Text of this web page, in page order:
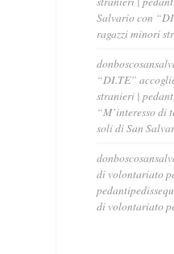
Salvario con
ragazzi minori
“DI.TE”
stranieri |
“M’interesso
soli di San
di volontariato
di volontariato